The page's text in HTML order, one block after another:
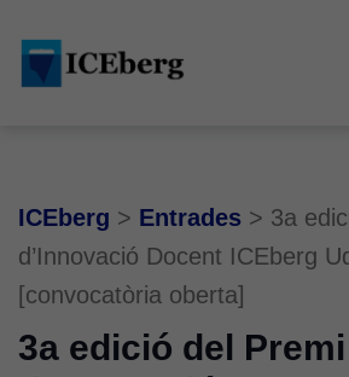
main
content
footer
ICEberg > Entrades > 3a
d’Innovació Docent ICEberg
[convocatòria oberta]
3a edició del Premi